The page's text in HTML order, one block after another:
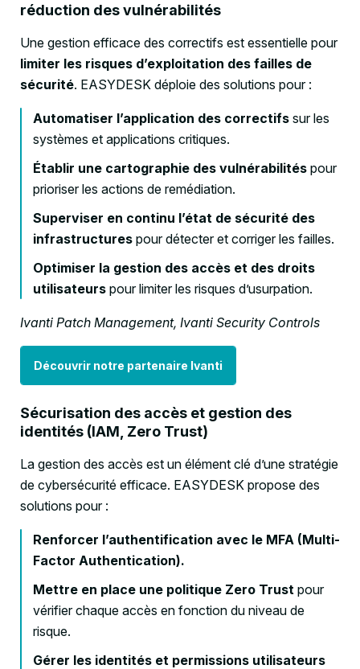
réduction des vulnérabilités
Une gestion efficace des correctifs est essentielle pour
limiter les risques d’exploitation des failles de
sécurité. EASYDESK déploie des solutions pour :
Automatiser l’application des correctifs sur les
systèmes et applications critiques.
Établir une cartographie des vulnérabilités pour
prioriser les actions de remédiation.
Superviser en continu l’état de sécurité des
infrastructures pour détecter et corriger les failles.
Optimiser la gestion des accès et des droits
utilisateurs pour limiter les risques d’usurpation.
Ivanti Patch Management, Ivanti Security Controls
Découvrir notre partenaire Ivanti
Sécurisation des accès et gestion des
identités (IAM, Zero Trust)
La gestion des accès est un élément clé d’une stratégie
de cybersécurité efficace. EASYDESK propose des
solutions pour :
Renforcer l’authentification avec le MFA (Multi-
Factor Authentication).
Mettre en place une politique Zero Trust pour
vérifier chaque accès en fonction du niveau de
risque.
Gérer les identités et permissions utilisateurs